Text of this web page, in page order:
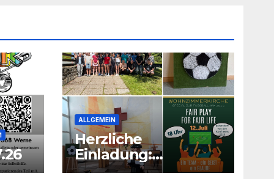
ALLGEMEIN
Herzliche
Einladung:
Wohnzimmerkirche